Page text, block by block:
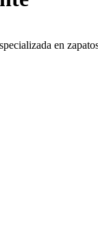
en